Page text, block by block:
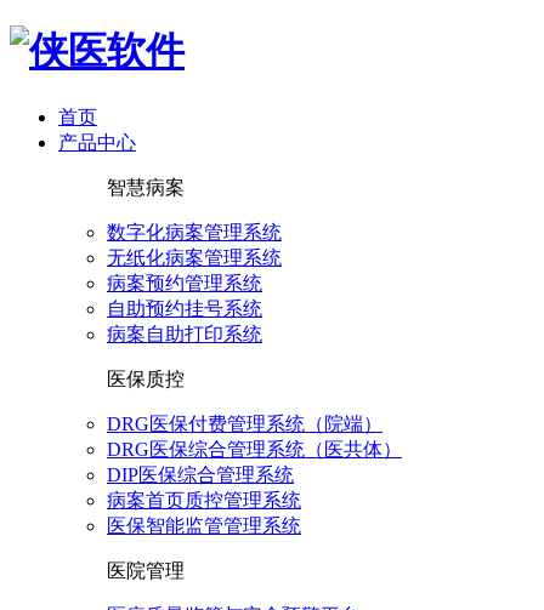
首页
产品中心
智慧病案
数字化病案管理系统
无纸化病案管理系统
病案预约管理系统
自助预约挂号系统
病案自助打印系统
医保质控
DRG医保付费管理系统（院端）
DRG医保综合管理系统（医共体）
DIP医保综合管理系统
病案首页质控管理系统
医保智能监管管理系统
医院管理